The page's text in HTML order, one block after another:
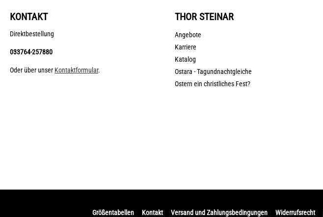
KONTAKT
Direktbestellung
033764-257880
Oder über unser Kontaktformular.
THOR STEINAR
Angebote
Karriere
Katalog
Ostara - Tagundnachtgleiche
Ostern ein christliches Fest?
Größentabellen Kontakt Versand und Zahlungsbedingungen Widerrufsrecht